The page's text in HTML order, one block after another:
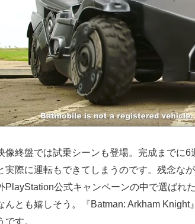
像終盤では試乗シーンも登場。完成までに
実際に運転もできてしまうのです。残念な
PlayStation公式キャンペーンの中で選ばれ
んとも嬉しそう。『Batman: Arkham
です。